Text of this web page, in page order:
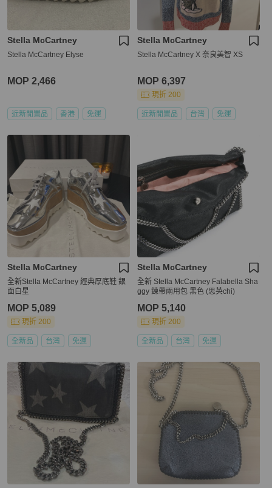
Stella McCartney
Stella McCartney Elyse
MOP 2,466
近新閒置品 香港 免運
Stella McCartney
Stella McCartney X 奈良美智 XS
MOP 6,397
現折 200
近新閒置品 台灣 免運
Stella McCartney
全新Stella McCartney 經典厚底鞋 銀
面白星
MOP 5,089
現折 200
全新品 台灣 免運
Stella McCartney
全新 Stella McCartney Falabella Sha
ggy 鍊帶兩用包 黑色 (思英chi)
MOP 5,140
現折 200
全新品 台灣 免運